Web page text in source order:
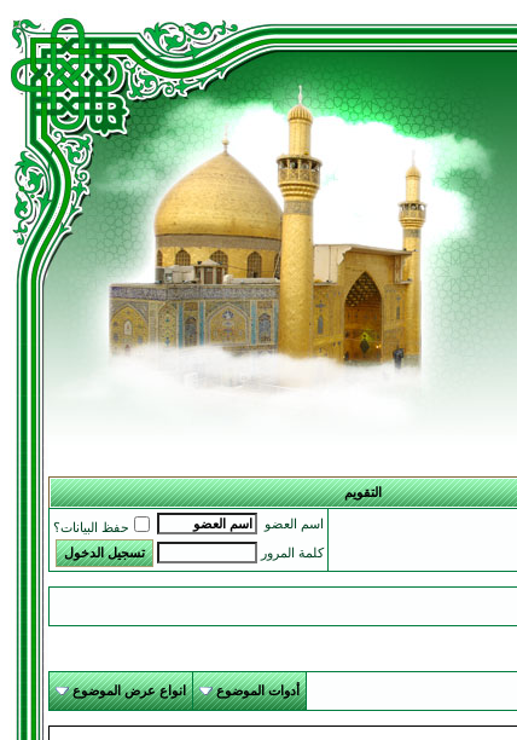
التقويم
اسم العضو
حفظ البيانات؟
كلمة المرور
أدوات الموضوع انواع عرض الموضوع